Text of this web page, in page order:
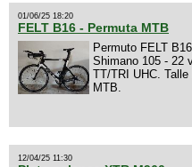
01/06/25 18:20
FELT B16 - Permuta MTB
Permuto FELT
Shimano 105 - 22
TT/TRI UHC.
MTB.
12/04/25 11:30